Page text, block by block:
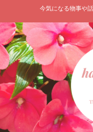
今気になる物事や